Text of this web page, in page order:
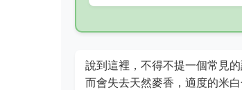
說到這裡，不得不提一個常見
而會失去天然麥香，適度的米白